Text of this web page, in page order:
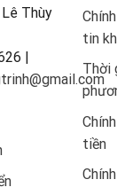
Thùy
|
tin
Thời
tiền